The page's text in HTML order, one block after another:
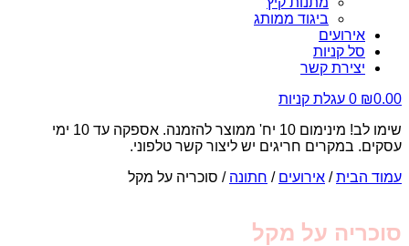
ביגוד ממותג
אירועים
סל קניות
יצירת קשר
₪0.00
0 עגלת קניות
שימו לב! מינימום 10 יח' ממוצר להזמנה. אספקה עד 10 ימי
עסקים. במקרים חריגים יש ליצור קשר טלפוני.
עמוד הבית/ אירועים / חתונה / סוכריה על מקל
סוכריה על מקל